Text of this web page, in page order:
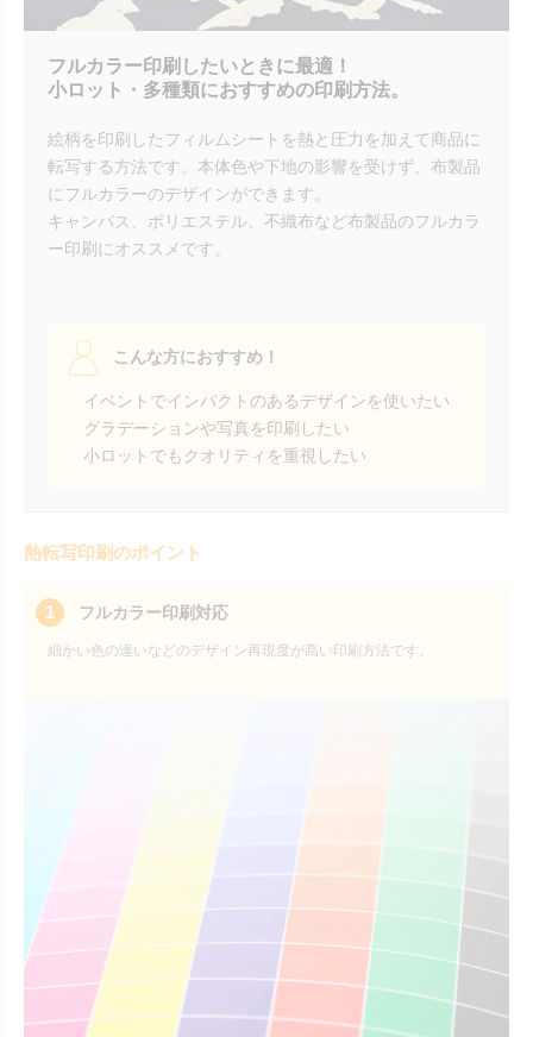
フルカラー印刷したいときに最適！
小ロット・多種類におすすめの印刷方法。
絵柄を印刷したフィルムシートを熱と圧力を加えて商品に
転写する方法です。本体色や下地の影響を受けず、布製品
にフルカラーのデザインができます。
キャンバス、ポリエステル、不織布など布製品のフルカラ
ー印刷にオススメです。
こんな方におすすめ！
イベントでインパクトのあるデザインを使いたい
グラデーションや写真を印刷したい
小ロットでもクオリティを重視したい
熱転写印刷のポイント
1 フルカラー印刷対応
細かい色の違いなどのデザイン再現度が高い印刷方法です。